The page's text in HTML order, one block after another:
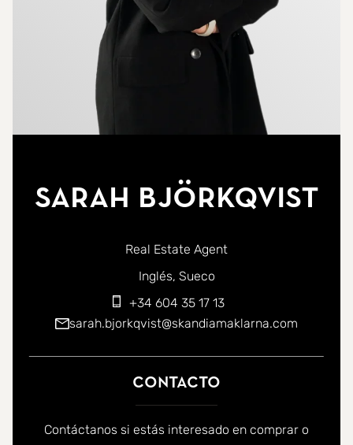
Sarah Björkqvist
Real Estate Agent
Puede ponerse en contacto conmigo en los siguientes
Inglés Sueco
+34 604 35 17 13
sarah.bjorkqvist@skandiamaklarna.com
Contacto
Contáctanos si estás interesado en comprar o